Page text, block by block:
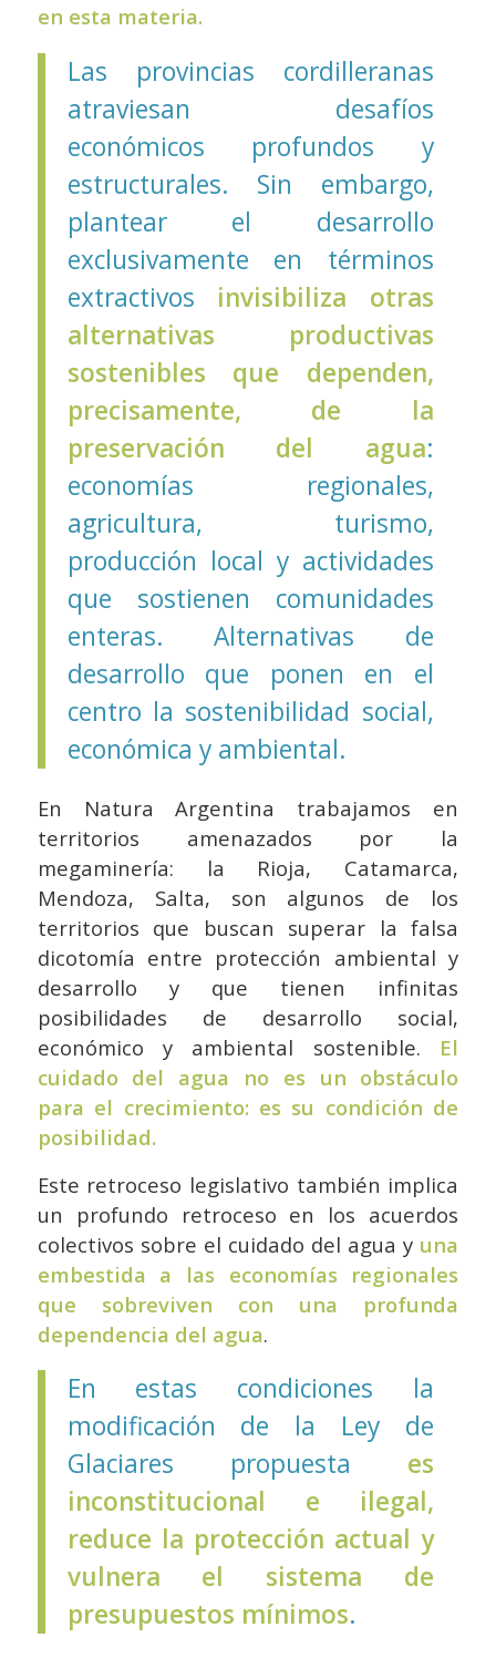
en esta materia.
Las provincias cordilleranas
atraviesan desafíos
económicos profundos y
estructurales. Sin embargo,
plantear el desarrollo
exclusivamente en términos
extractivos invisibiliza otras
alternativas productivas
sostenibles que dependen,
precisamente, de la
preservación del agua:
economías regionales,
agricultura, turismo,
producción local y actividades
que sostienen comunidades
enteras. Alternativas de
desarrollo que ponen en el
centro la sostenibilidad social,
económica y ambiental.
En Natura Argentina trabajamos en
territorios amenazados por la
megaminería: la Rioja, Catamarca,
Mendoza, Salta, son algunos de los
territorios que buscan superar la falsa
dicotomía entre protección ambiental y
desarrollo y que tienen infinitas
posibilidades de desarrollo social,
económico y ambiental sostenible. El
cuidado del agua no es un obstáculo
para el crecimiento: es su condición de
posibilidad.
Este retroceso legislativo también implica
un profundo retroceso en los acuerdos
colectivos sobre el cuidado del agua y una
embestida a las economías regionales
que sobreviven con una profunda
dependencia del agua.
En estas condiciones la
modificación de la Ley de
Glaciares propuesta es
inconstitucional e ilegal,
reduce la protección actual y
vulnera el sistema de
presupuestos mínimos.